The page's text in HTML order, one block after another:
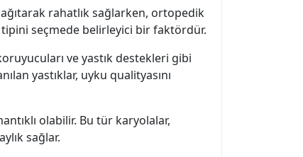
rahatlık sağlarken, ortopedik
seçmede belirleyici bir faktördür.
ve yastık destekleri gibi
yastıklar, uyku qualityasını
olabilir. Bu tür karyolalar,
sağlar.